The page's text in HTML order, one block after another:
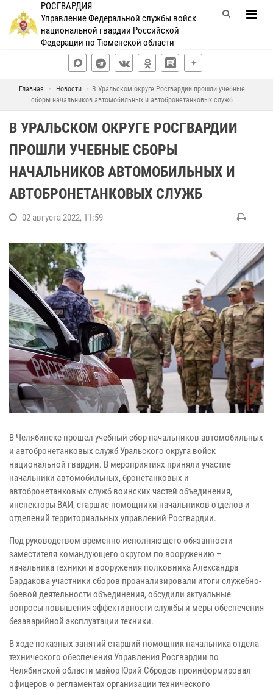
РОСГВАРДИЯ
Управление Федеральной службы войск
национальной гвардии Российской
Федерации по Тюменской области
Главная Новости
В Уральском округе Росгвардии прошли учебные
сборы начальников автомобильных и автобронетанковых служб
В УРАЛЬСКОМ ОКРУГЕ РОСГВАРДИИ
ПРОШЛИ УЧЕБНЫЕ СБОРЫ
НАЧАЛЬНИКОВ АВТОМОБИЛЬНЫХ И
АВТОБРОНЕТАНКОВЫХ СЛУЖБ
02 августа 2022, 11:59
В Челябинске прошел учебный сбор начальников автомобильных
и автобронетанковых служб Уральского округа войск
национальной гвардии. В мероприятиях приняли участие
начальники автомобильных, бронетанковых и
автобронетанковых служб воинских частей объединения,
инспекторы ВАИ, старшие помощники начальников отделов и
отделений территориальных управлений Росгвардии.
Под руководством временно исполняющего обязанности
заместителя командующего округом по вооружению –
начальника техники и вооружения полковника Александра
Бардакова участники сборов проанализировали итоги служебно-
боевой деятельности объединения, обсудили актуальные
вопросы повышения эффективности службы и меры обеспечения
безаварийной эксплуатации техники.
В ходе показных занятий старший помощник начальника отдела
технического обеспечения Управления Росгвардии по
Челябинской области майор Юрий Сбродов проинформировал
офицеров о регламентах организации технического